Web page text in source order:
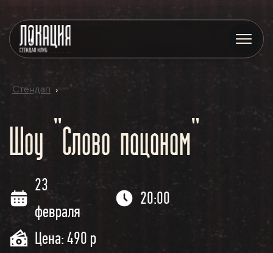
Стендап ›
Шоу "Слово пацанам"
23
февраля
20:00
Цена: 490 р